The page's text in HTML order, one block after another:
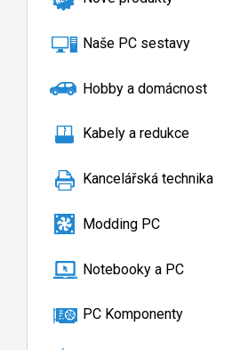
Naše PC sestavy
Hobby a domácnost
Kabely a redukce
Kancelářská technika
Modding PC
Notebooky a PC
PC Komponenty